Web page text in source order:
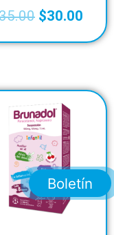
$30.00
Boletín